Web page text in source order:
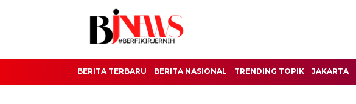
BERITA TERBARU BERITA NASIONAL TRENDING TOPIK JAKARTA